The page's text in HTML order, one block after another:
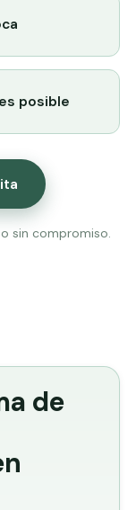
posible
sin compromiso.
de